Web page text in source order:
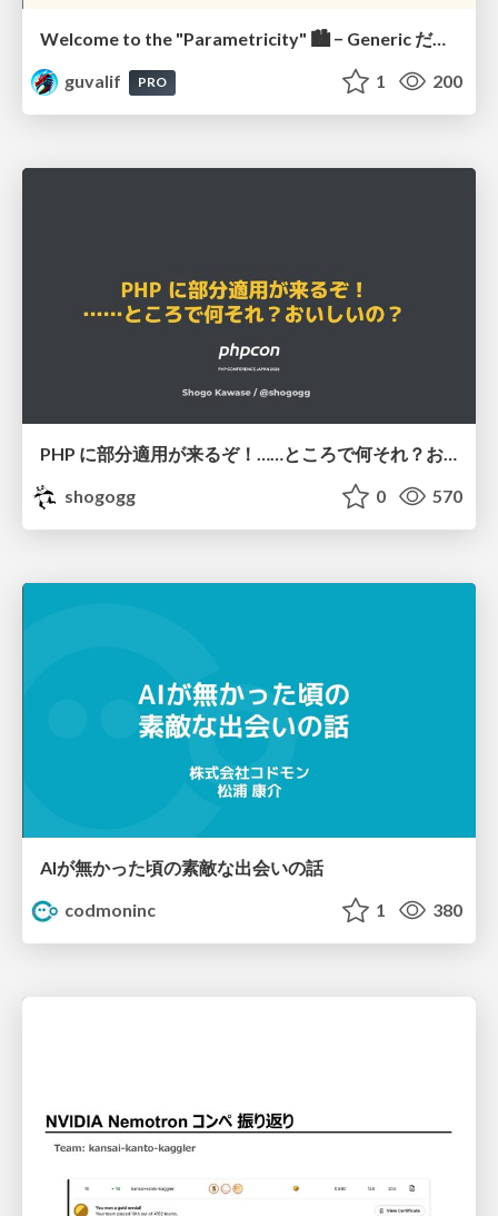
Welcome to the "Parametricity" 🏙️ − Generic だけど Specific な世界 −
guvalif
PRO 1 200
PHP に部分適用が来るぞ！……ところで何それ？おいしいの？ #phpcon / phpcon-2026
shogogg
0 570
AIが無かった頃の素敵な出会いの話
codmoninc
1 380